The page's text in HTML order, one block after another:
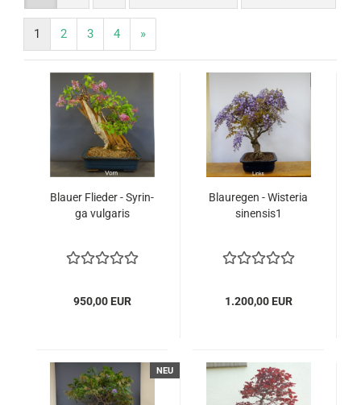
1 2 3 4 »
Blau­er Flie­der - Sy­rin­
ga vul­ga­ris
950,00 EUR
Blau­re­gen - Wis­te­ria
sinensis1
1.200,00 EUR
NEU